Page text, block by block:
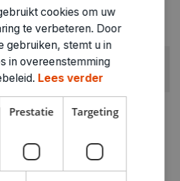
cookies om uw
te verbeteren. Door
gebruiken, stemt u in
in overeenstemming
Lees verder
Prestatie Targeting